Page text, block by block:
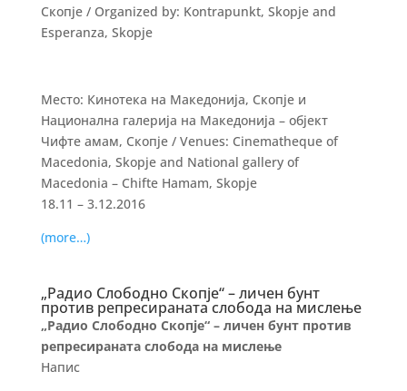
Скопје / Organized by: Kontrapunkt, Skopje and
Esperanza, Skopje
Место: Кинотека на Македонија, Скопје и
Национална галерија на Македонија – објект
Чифте амам, Скопје / Venues: Cinematheque of
Macedonia, Skopje and National gallery of
Macedonia – Chifte Hamam, Skopje
18.11 – 3.12.2016
(more…)
„Радио Слободно Скопје“ – личен бунт
против репресираната слобода на мислење
„Радио Слободно Скопје“ – личен бунт против
репресираната слобода на мислење
Напис